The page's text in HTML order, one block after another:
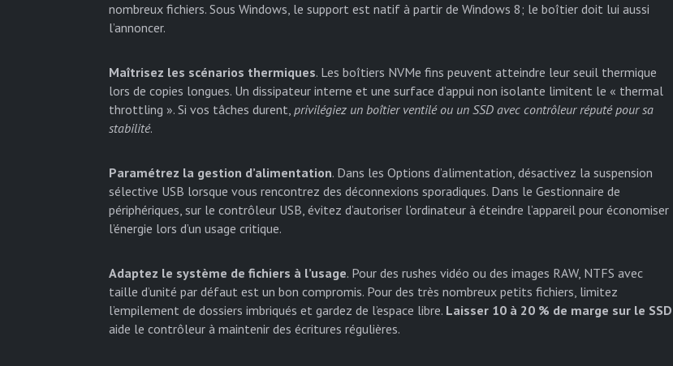
nombreux fichiers. Sous Windows, le support est natif à partir de Windows 8; le boîtier doit lui aussi
l’annoncer.
Maîtrisez les scénarios thermiques. Les boîtiers NVMe fins peuvent atteindre leur seuil thermique
lors de copies longues. Un dissipateur interne et une surface d’appui non isolante limitent le « thermal
throttling ». Si vos tâches durent,privilégiez un boîtier ventilé ou un SSD avec contrôleur réputé pour sa
stabilité.
Paramétrez la gestion d’alimentation. Dans les Options d’alimentation, désactivez la suspension
sélective USB lorsque vous rencontrez des déconnexions sporadiques. Dans le Gestionnaire de
périphériques, sur le contrôleur USB, évitez d’autoriser l’ordinateur à éteindre l’appareil pour économiser
l’énergie lors d’un usage critique.
Adaptez le système de fichiers à l’usage. Pour des rushes vidéo ou des images RAW, NTFS avec
taille d’unité par défaut est un bon compromis. Pour des très nombreux petits fichiers, limitez
l’empilement de dossiers imbriqués et gardez de l’espace libre. Laisser 10 à 20 % de marge sur le SSD
aide le contrôleur à maintenir des écritures régulières.